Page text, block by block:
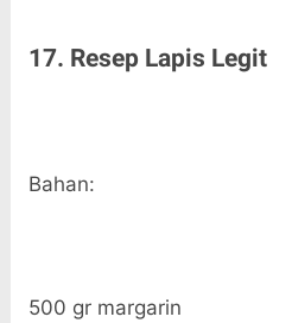
17. Resep Lapis Legit
Bahan:
500 gr margarin